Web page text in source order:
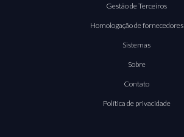
Gestão de Terceiros
Homologação de fornecedores
Sistemas
Sobre
Contato
Política de privacidade